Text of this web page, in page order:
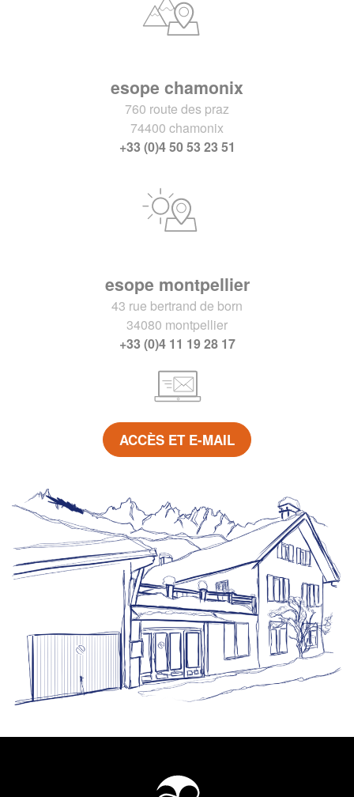
esope chamonix
760 route des praz
74400 chamonix
+33 (0)4 50 53 23 51
esope montpellier
43 rue bertrand de born
34080 montpellier
+33 (0)4 11 19 28 17
ACCÈS ET E-MAIL